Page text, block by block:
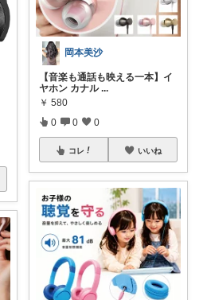
岡本美沙
【音楽も通話も映える一本】イ
ヤホン カナル ...
￥ 580
0 0 0
コレ いいね